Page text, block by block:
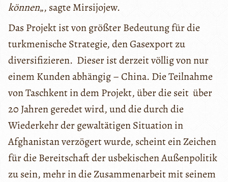
können„, sagte Mirsijojew.
Das Projekt ist von größter Bedeutung für die
turkmenische Strategie, den Gasexport zu
diversifizieren. Dieser ist derzeit völlig von nur
einem Kunden abhängig – China. Die Teilnahme
von Taschkent in dem Projekt, über die seit über
20 Jahren geredet wird, und die durch die
Wiederkehr der gewaltätigen Situation in
Afghanistan verzögert wurde, scheint ein Zeichen
für die Bereitschaft der usbekischen Außenpolitik
zu sein, mehr in die Zusammenarbeit mit seinem